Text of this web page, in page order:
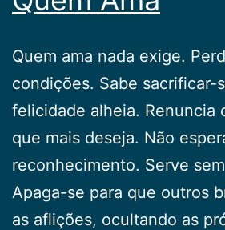
Quem ama nada exige.
condições. Sabe sacrificar-
felicidade alheia. Renuncia
que mais deseja. Não
reconhecimento. Serve
Apaga-se para que outros
as aflições, ocultando as